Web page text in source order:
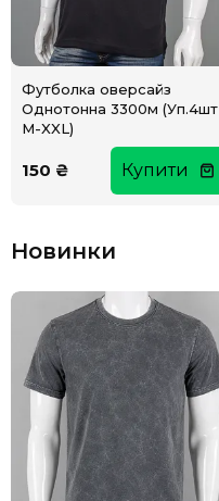
Футболка оверсайз
Однотонна 3300м (Уп.4шт
M-XXL)
150 ₴ Купити
Новинки